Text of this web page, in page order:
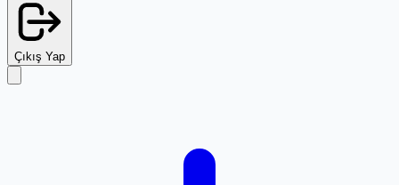
Çıkış Yap